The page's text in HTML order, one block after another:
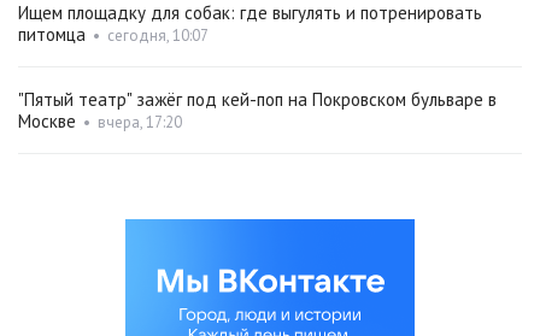
Ищем площадку для собак: где выгулять и потренировать
питомца • сегодня, 10:07
"Пятый театр" зажёг под кей-поп на Покровском бульваре в
Москве • вчера, 17:20